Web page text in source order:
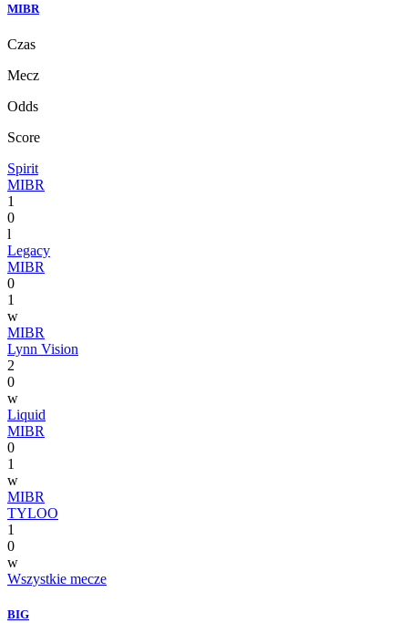
MIBR
Czas
Mecz
Odds
Score
Spirit
MIBR
1
0
l
Legacy
MIBR
0
1
w
MIBR
Lynn Vision
2
0
w
Liquid
MIBR
0
1
w
MIBR
TYLOO
1
0
w
Wszystkie mecze
BIG